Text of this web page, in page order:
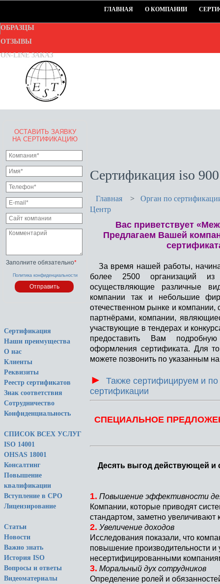
ГЛАВНАЯ О КОМПАНИИ
ОБРАЗЦЫ
ОТЗЫВЫ
ON-LINE ЗАКАЗ
ОСТАВИТЬ ЗАЯВКУ
НА СЕРТИФИКАЦИЮ
Заполните обязательно*
Политика конфиденциальности
Сертификация
Наши преимущества
О нас
Клиенты
Реквизиты
Реестр сертификатов
Знак соответствия
Сотрудничество
Конфиденциальность
СПИСОК ВСЕХ УСЛУГ
ISO 14001
OHSAS 18001
Консалтинг
Повышение
квалификации
Вступление в СРО
Лицензирование
Статьи
Новости
Важно знать
История ISO
Вопросы и ответы
Видеоматериалы
Сертификация iso
Главная > Орган по
Центр
Вас приветствует
Предлагаем Вашей
За время нашей работы,
более 2500 организаций из
осуществляющие различные
компании так и небольшие
отечественном рынке и
партнёрами, компании,
участвующие в тендерах и
предоставить Вам
оформления сертификата. Для
можете позвонить по указанным
►
Также сертифицируем и
сертификации
СПЕЦИАЛЬНОЕ
Десять выгод действующей и
1. Повышение эффективности
Компании, которые приводят
стандартом, заметно увеличивают
2. Увеличение доходов
Исследования показали, что
повышение производительности
несертифицированными
3. Моральный дух сотрудников
Определение ролей и